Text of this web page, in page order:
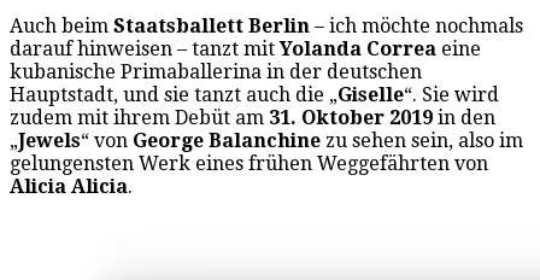
Auch beim Staatsballett Berlin – ich möchte nochmals
darauf hinweisen – tanzt mitYolanda Correa eine
kubanische Primaballerina in der deutschen
Hauptstadt, und sie tanzt auch die „Giselle“. Sie wird
zudem mit ihrem Debüt am 31. Oktober 2019 in den
„Jewels“ von George Balanchine zu sehen sein, also im
gelungensten Werk eines frühen Weggefährten von
Alicia Alicia.